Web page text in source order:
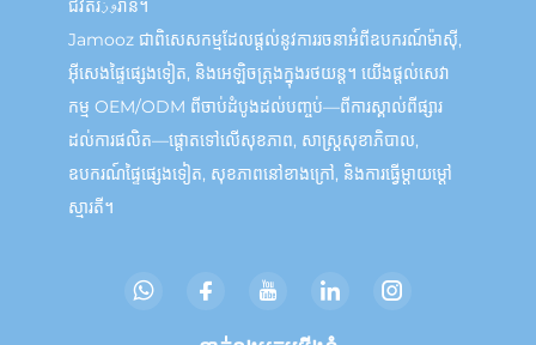
ជីវិតរوزរាន់។
Jamooz ជាពិសេសកម្មដែលផ្តល់នូវការរចនាអំពីឧបករណ៍ម៉ាស៊ី,
អ៊ីសេងផ្ទៃផ្សេងទៀត, និងអេឡិចត្រុងក្នុងរថយន្ត។ យើងផ្តល់សេវា
កម្ម OEM/ODM ពីចាប់ដំបូងដល់បញ្ចប់—ពីការស្គាល់ពីផ្សារ
ដល់ការផលិត—ផ្តោតទៅលើសុខភាព, សាស្ត្រសុខាភិបាល,
ឧបករណ៍ផ្ទៃផ្សេងទៀត, សុខភាពនៅខាងក្រៅ, និងការធ្វើម្តាយម្ដៅ
ស្មារតី។